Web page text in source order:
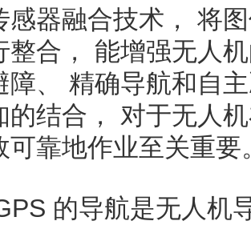
感器融合技术， 将
整合， 能增强无人
障、 精确导航和自
的结合， 对于无人
可靠地作业至关重要
的导航是无人机